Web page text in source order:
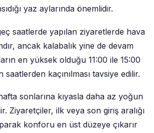
yaz aylarında önemlidir.
saatlerde yapılan ziyaretlerde hava
ancak kalabalık yine de devam
en yüksek olduğu 11:00 ile 15:00
saatlerden kaçınılması tavsiye edilir.
sonlarına kıyasla daha az yoğun
Ziyaretçiler, ilk veya son giriş aralığı
konforu en üst düzeye çıkarır